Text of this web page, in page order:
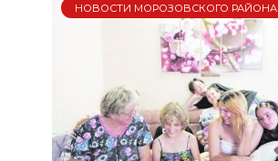
НОВОСТИ МОРОЗОВСКОГО РАЙОНА